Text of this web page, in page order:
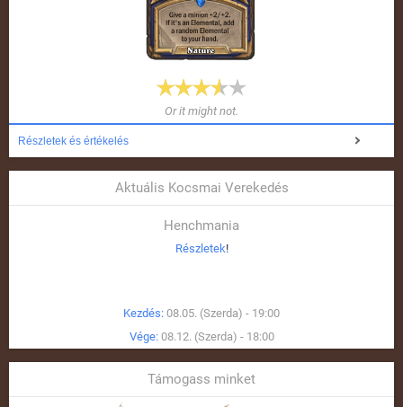
Or it might not.
Részletek és értékelés
Aktuális Kocsmai Verekedés
Henchmania
Részletek!
Kezdés: 08.05. (Szerda) - 19:00
Vége: 08.12. (Szerda) - 18:00
Támogass minket